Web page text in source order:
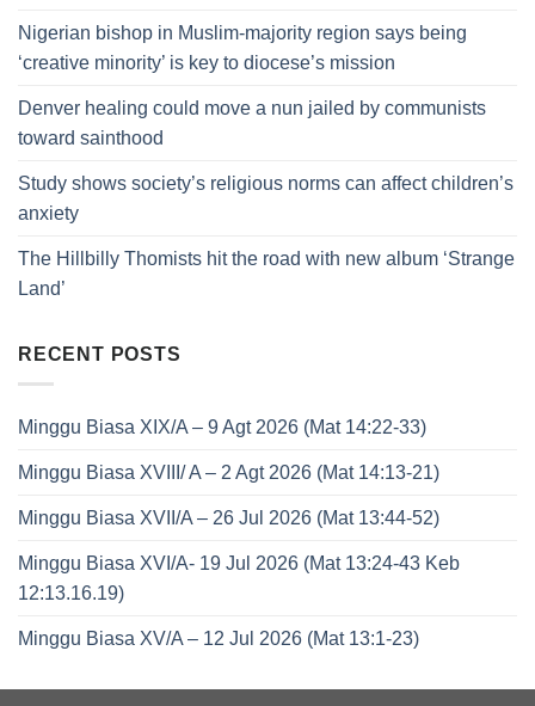
Nigerian bishop in Muslim-majority region says being
‘creative minority’ is key to diocese’s mission
Denver healing could move a nun jailed by communists
toward sainthood
Study shows society’s religious norms can affect children’s
anxiety
The Hillbilly Thomists hit the road with new album ‘Strange
Land’
RECENT POSTS
Minggu Biasa XIX/A – 9 Agt 2026 (Mat 14:22-33)
Minggu Biasa XVIII/ A – 2 Agt 2026 (Mat 14:13-21)
Minggu Biasa XVII/A – 26 Jul 2026 (Mat 13:44-52)
Minggu Biasa XVI/A- 19 Jul 2026 (Mat 13:24-43 Keb
12:13.16.19)
Minggu Biasa XV/A – 12 Jul 2026 (Mat 13:1-23)